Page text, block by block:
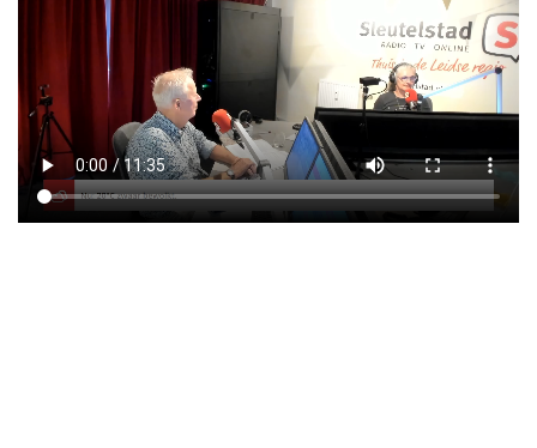
12.00 - 17.00 uur
uur 1 van 0 Volgend uur